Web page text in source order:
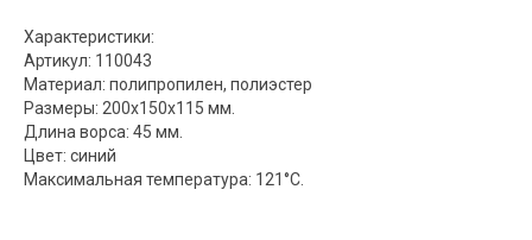
Характеристики:
Артикул: 110043
Материал: полипропилен, полиэстер
Размеры: 200х150х115 мм.
Длина ворса: 45 мм.
Цвет: синий
Максимальная температура: 121°С.